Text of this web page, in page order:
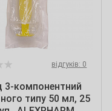
відгуків: 0
3-компонентний
типу 50 мл, 25